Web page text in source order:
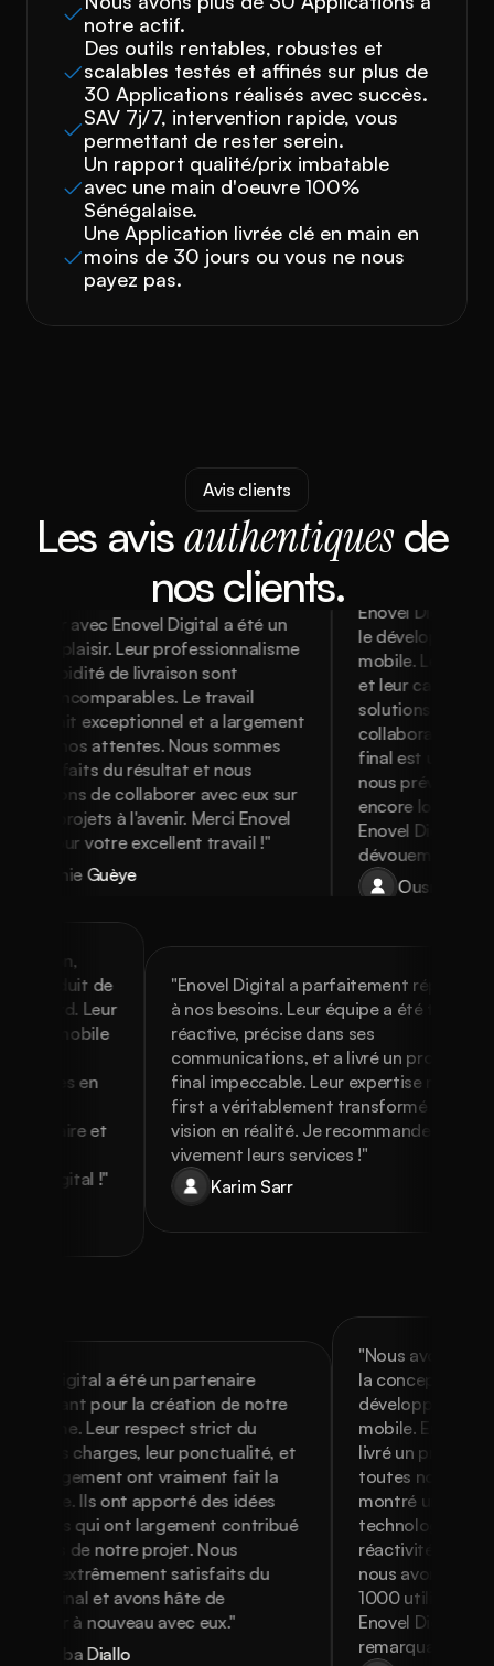
notre actif.
Des outils rentables, robustes et
scalables testés et affinés sur plus de
30 Applications réalisés avec succès.
SAV 7j/7, intervention rapide, vous
permettant de rester serein.
Un rapport qualité/prix imbatable
avec une main d'oeuvre 100%
Sénégalaise.
Une Application livrée clé en main en
moins de 30 jours ou vous ne nous
payez pas.
Avis clients
Les avisauthentiques de
nos clients.
avec Enovel Digital a été un
plaisir. Leur professionnalisme
rapidité de livraison sont
incomparables. Le travail
était exceptionnel et a largement
nos attentes. Nous sommes
satisfaits du résultat et nous
de collaborer avec eux sur
projets à l'avenir. Merci Enovel
pour votre excellent travail !"
Sophie Guèye
Enovel Digital a
le
mobile. Leur
et leur capacité à
solutions
collaboration très
final est un
nous prévoyons
encore
Enovel Digital
dévouement !
Ousmane Fall
mission,
un produit de
record. Leur
mobile
en
claire et
Digital !"
"Enovel Digital a parfaitement
à nos besoins. Leur équipe a été très
réactive, précise dans ses
communications, et a livré un produit
final impeccable. Leur expertise
first a véritablement transformé notre
vision en réalité. Je recommande
vivement leurs services !"
Karim Sarr
Digital a été un partenaire
pour la création de notre
Leur respect strict du
des charges, leur ponctualité, et
engagement ont vraiment fait la
Ils ont apporté des idées
qui ont largement contribué
de notre projet. Nous
extrêmement satisfaits du
final et avons hâte de
à nouveau avec eux."
Bamba Diallo
"Nous avons
la conception UX/
développement
mobile. En moins
livré un produit
toutes nos
montré une
technologies
réactivité. Grâce
nous avons pu
1000 utilisateurs
Enovel Digital
remarquable !"